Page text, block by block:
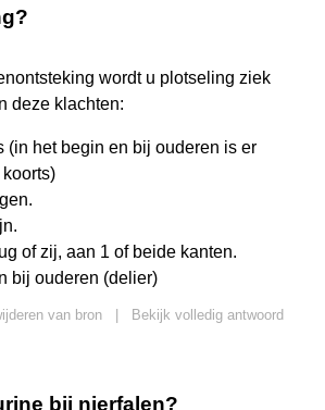
wordt u plotseling ziek
deze klachten:
(in het begin en bij ouderen is er
of zij, aan 1 of beide kanten.
bij ouderen (delier)
van bron
Bekijk volledig antwoord
bij nierfalen?